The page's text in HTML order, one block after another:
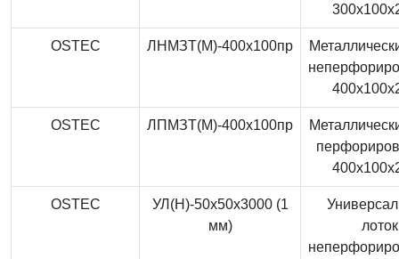
OSTEC ЛНМЗТ(М)-400x100пр
OSTEC ЛПМЗТ(М)-400x100пр
OSTEC
УЛ(Н)-50x50x3000 (1
мм)
лоток